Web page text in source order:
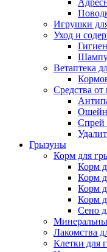
Игрушки
Уход и
Ветаптека
Средства от
Спрей
Грызуны
Корм для
Корм
Корм
Корм
Корм
Сено
Лакомства
Клетки для